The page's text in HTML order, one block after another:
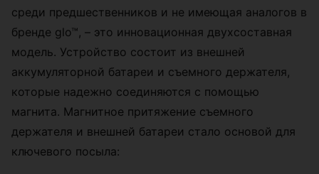
среди предшественников и не имеющая аналогов в
бренде glo™, – это инновационная двухсоставная
модель. Устройство состоит из внешней
аккумуляторной батареи и съемного держателя,
которые надежно соединяются с помощью
магнита. Магнитное притяжение съемного
держателя и внешней батареи стало основой для
ключевого посыла: